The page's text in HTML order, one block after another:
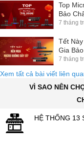
Top
Bảo
7 tháng
Tết
Gia
7 tháng
Xem tất cả bài viết liên
VÌ SAO NÊN
HỆ THỐNG 13